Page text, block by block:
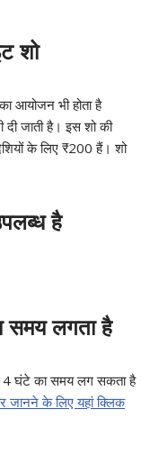
शो
आयोजन भी होता है
जाती है। इस शो की
के लिए ₹200 हैं। शो
है
समय लगता है
4 घंटे का समय लग सकता है
जानने के लिए यहां क्लिक